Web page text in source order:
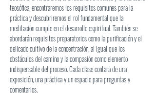
teosófica, encontraremos los requisitos comunes para la
práctica y descubriremos el rol fundamental que la
meditación cumple en el desarrollo espiritual. También se
abordarán requisitos preparatorios como la purificación y el
delicado cultivo de la concentración, al igual que los
obstáculos del camino y la compasión como elemento
indispensable del proceso. Cada clase contará de una
exposición, una práctica y un espacio para preguntas y
comentarios.